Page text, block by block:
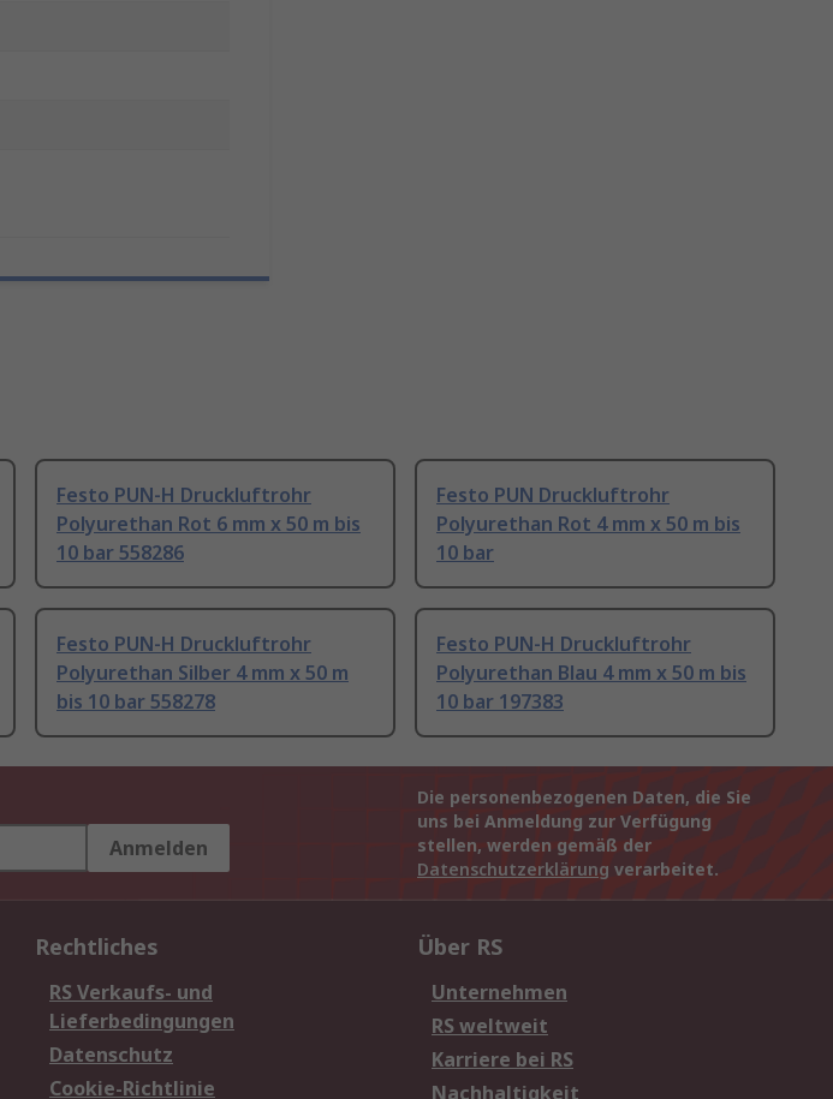
Festo PUN-H Druckluftrohr
Polyurethan Rot 6 mm x 50 m bis
10 bar 558286
Festo PUN Druckluftrohr
Polyurethan Rot 4 mm x 50 m bis
10 bar
Festo PUN-H Druckluftrohr
Polyurethan Silber 4 mm x 50 m
bis 10 bar 558278
Festo PUN-H Druckluftrohr
Polyurethan Blau 4 mm x 50 m bis
10 bar 197383
Anmelden
Die personenbezogenen Daten, die Sie
uns bei Anmeldung zur Verfügung
stellen, werden gemäß der
Datenschutzerklärung verarbeitet.
Rechtliches
RS Verkaufs- und
Lieferbedingungen
Datenschutz
Cookie-Richtlinie
Über RS
Unternehmen
RS weltweit
Karriere bei RS
Nachhaltigkeit